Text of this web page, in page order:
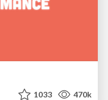
1033 470k